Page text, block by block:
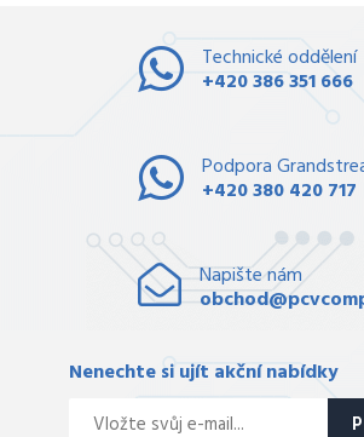
Technické oddělení
+420 386 351 666
Podpora
+420 380 420 717
Napište nám
Nenechte si ujít akční nabídky